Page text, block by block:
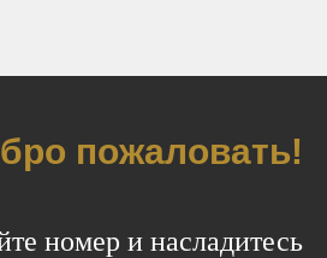
пожаловать!
номер и насладитесь